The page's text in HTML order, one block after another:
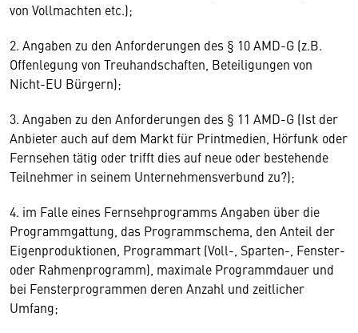
von Vollmachten etc.);
2. Angaben zu den Anforderungen des § 10 AMD-G (z.B.
Offenlegung von Treuhandschaften, Beteiligungen von
Nicht-EU Bürgern);
3. Angaben zu den Anforderungen des § 11 AMD-G (Ist der
Anbieter auch auf dem Markt für Printmedien, Hörfunk oder
Fernsehen tätig oder trifft dies auf neue oder bestehende
Teilnehmer in seinem Unternehmensverbund zu?);
4. im Falle eines Fernsehprogramms Angaben über die
Programmgattung, das Programmschema, den Anteil der
Eigenproduktionen, Programmart (Voll-, Sparten-, Fenster-
oder Rahmenprogramm), maximale Programmdauer und
bei Fensterprogrammen deren Anzahl und zeitlicher
Umfang;